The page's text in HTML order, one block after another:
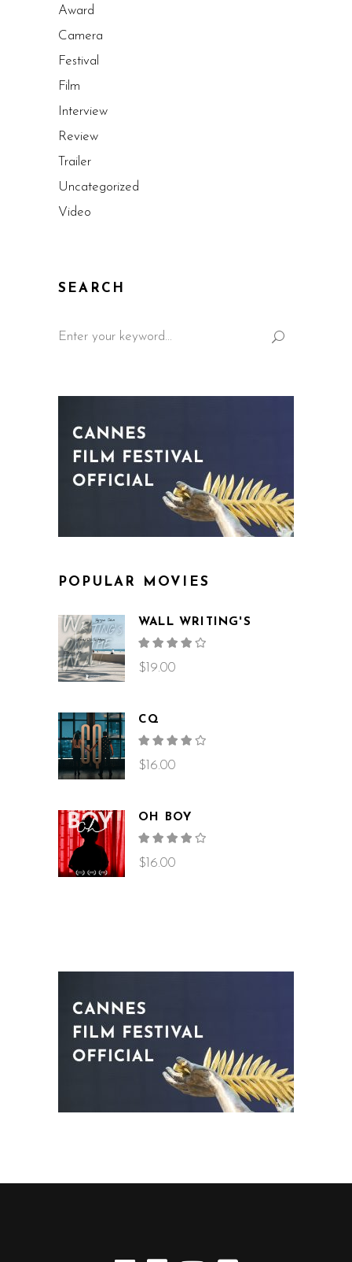
Award
Camera
Festival
Film
Interview
Review
Trailer
Uncategorized
Video
SEARCH
POPULAR MOVIES
WALL WRITING'S
of 5
$ 19.00
CQ
of 5
$ 16.00
OH BOY
of 5
$ 16.00